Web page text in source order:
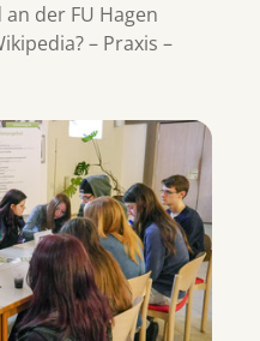
der FU Hagen
– Praxis –